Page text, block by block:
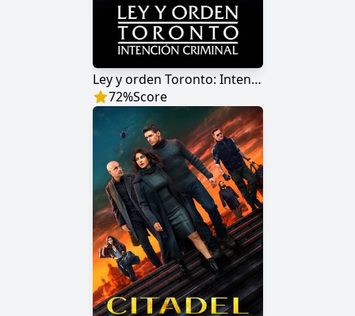
Ley y orden Toronto: Intención criminal
72%Score